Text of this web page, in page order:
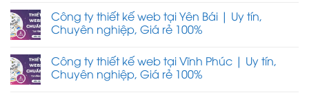
Công ty thiết kế web tại Yên Bái | Uy tín,
Chuyên nghiệp, Giá rẻ 100%
Công ty thiết kế web tại Vĩnh Phúc | Uy tín,
Chuyên nghiệp, Giá rẻ 100%